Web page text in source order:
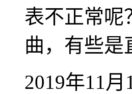
表不正常呢
曲，有些是
2019年11月